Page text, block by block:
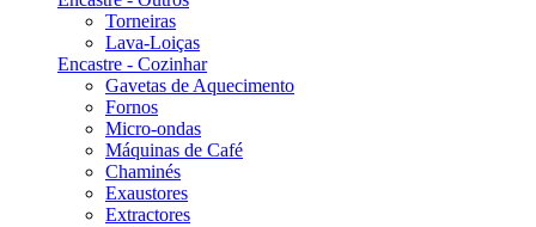
Torneiras
Lava-Loiças
Encastre - Cozinhar
Gavetas de Aquecimento
Fornos
Micro-ondas
Máquinas de Café
Chaminés
Exaustores
Extractores